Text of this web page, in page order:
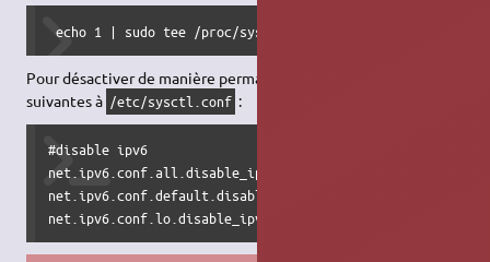
echo 1 | sudo tee /proc/sys/net/ipv6/conf/all/
Pour désactiver de manière permanente, ajouter les lignes
suivantes à /etc/sysctl.conf :
#disable ipv6
net.ipv6.conf.all.disable_ipv6 = 1
net.ipv6.conf.default.disable_ipv6 = 1
net.ipv6.conf.lo.disable_ipv6 = 1